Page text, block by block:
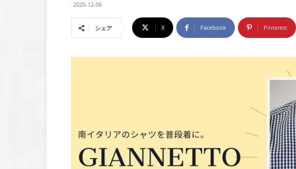
2020-12-06
シェア X Facebook Pinterest